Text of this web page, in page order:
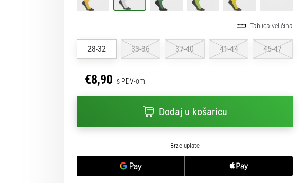
Tablica veličina
28-32 33-36 37-40 41-44 45-47
€8,90 s PDV-om
Dodaj u košaricu